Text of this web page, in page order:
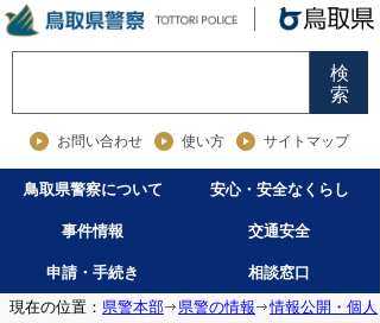
検
索
お問い合わせ 使い方 サイトマップ
鳥取県警察について 安心・安全なくらし
事件情報 交通安全
申請・手続き
相談窓口
現在の位置： 県警本部 県警の情報
情報公開・個人